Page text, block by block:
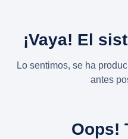
¡Vaya! El
Lo sentimos, se ha
antes
Oops!